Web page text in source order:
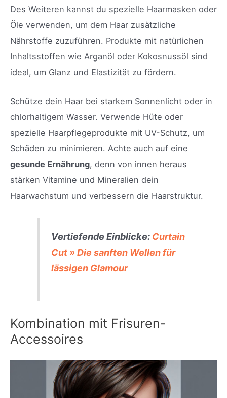
Des Weiteren kannst du spezielle Haarmasken oder
Öle verwenden, um dem Haar zusätzliche
Nährstoffe zuzuführen. Produkte mit natürlichen
Inhaltsstoffen wie Arganöl oder Kokosnussöl sind
ideal, um Glanz und Elastizität zu fördern.
Schütze dein Haar bei starkem Sonnenlicht oder in
chlorhaltigem Wasser. Verwende Hüte oder
spezielle Haarpflegeprodukte mit UV-Schutz, um
Schäden zu minimieren. Achte auch auf eine
gesunde Ernährung, denn von innen heraus
stärken Vitamine und Mineralien dein
Haarwachstum und verbessern die Haarstruktur.
Vertiefende Einblicke: Curtain
Cut » Die sanften Wellen für
lässigen Glamour
Kombination mit Frisuren-
Accessoires